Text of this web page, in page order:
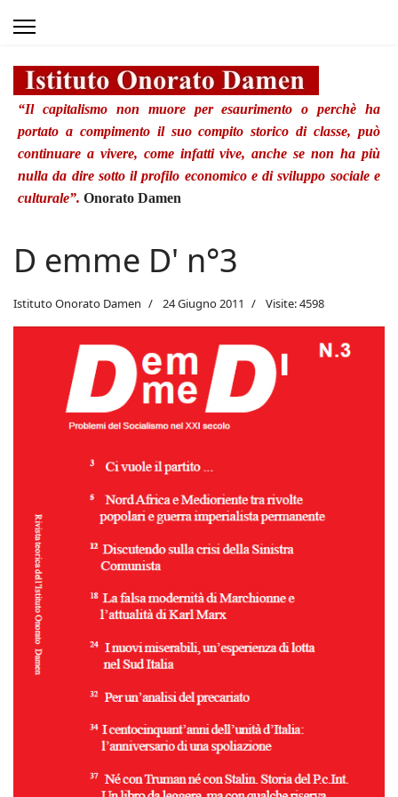
“Il capitalismo non muore per esaurimento o perchè ha
portato a compimento il suo compito storico di classe, può
continuare a vivere, come infatti vive, anche se non ha più
nulla da dire sotto il profilo economico e di sviluppo sociale e
culturale”. Onorato Damen
D emme D' n°3
Istituto Onorato Damen 24 Giugno 2011 Visite: 4598